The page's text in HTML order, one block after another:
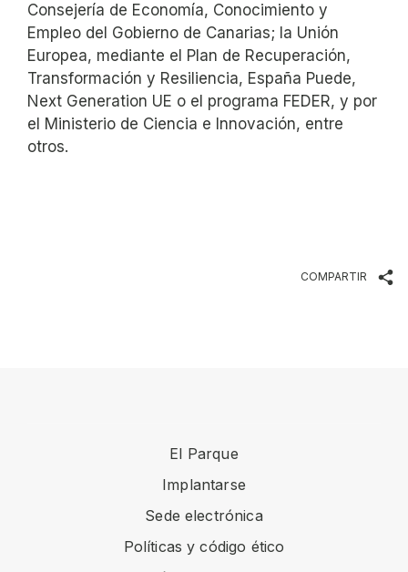
Consejería de Economía, Conocimiento y
Empleo del Gobierno de Canarias; la Unión
Europea, mediante el Plan de Recuperación,
Transformación y Resiliencia, España Puede,
Next Generation UE o el programa FEDER, y por
el Ministerio de Ciencia e Innovación, entre
otros.
COMPARTIR
El Parque
Implantarse
Sede electrónica
Políticas y código ético